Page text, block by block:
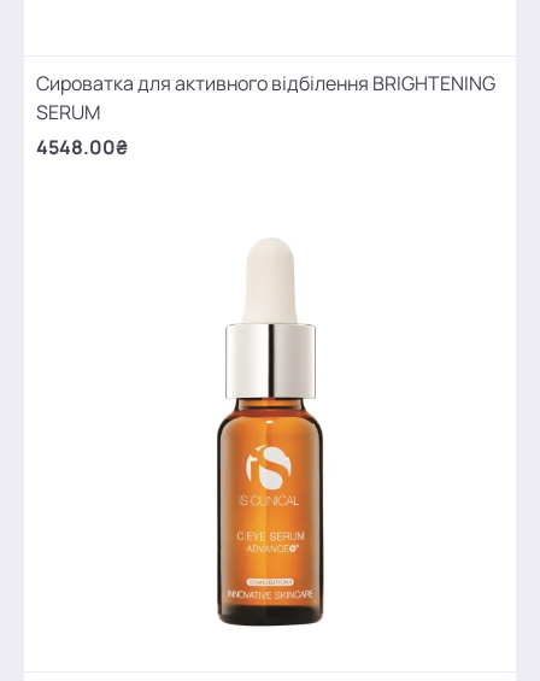
Сироватка для активного відбілення BRIGHTENING
SERUM
4548.00₴